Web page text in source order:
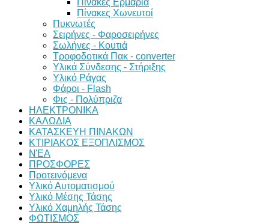
Πίνακες Χωνευτοί
Πυκνωτές
Σειρήνες - Φαροσειρήνες
Σωλήνες - Κουτιά
Τροφοδοτικά Πακ - converter
Υλικά Σύνδεσης - Στήριξης
Υλικό Ράγας
Φάροι - Flash
Φις - Πολύπριζα
ΗΛΕΚΤΡΟΝΙΚΑ
ΚΑΛΩΔΙΑ
ΚΑΤΑΣΚΕΥΗ ΠΙΝΑΚΩΝ
ΚΤΙΡΙΑΚΟΣ ΕΞΟΠΛΙΣΜΟΣ
ΝΈΑ
ΠΡΟΣΦΟΡΕΣ
Προτεινόμενα
Υλικό Αυτοματισμού
Υλικό Μέσης Τάσης
Υλικό Χαμηλής Τάσης
ΦΩΤΙΣΜΟΣ